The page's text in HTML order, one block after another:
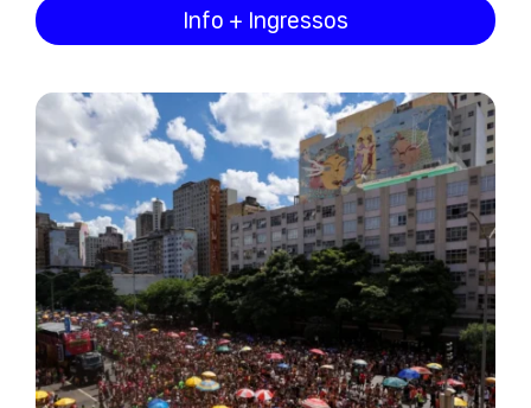
Info + Ingressos